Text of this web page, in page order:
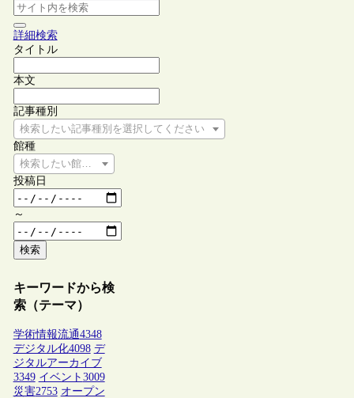
詳細検索
タイトル
本文
記事種別
検索したい記事種別を選択してください
館種
検索したい館種を選択してください
投稿日
～
検索
キーワードから検
索（テーマ）
学術情報流通4348
デジタル化4098 デ
ジタルアーカイブ
3349 イベント 3009
災害2753 オープン